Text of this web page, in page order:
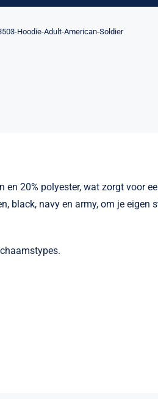
aantal
Hoodie-Adult-American-Soldier
20% polyester, wat zorgt voor
black, navy en army, om je eigen